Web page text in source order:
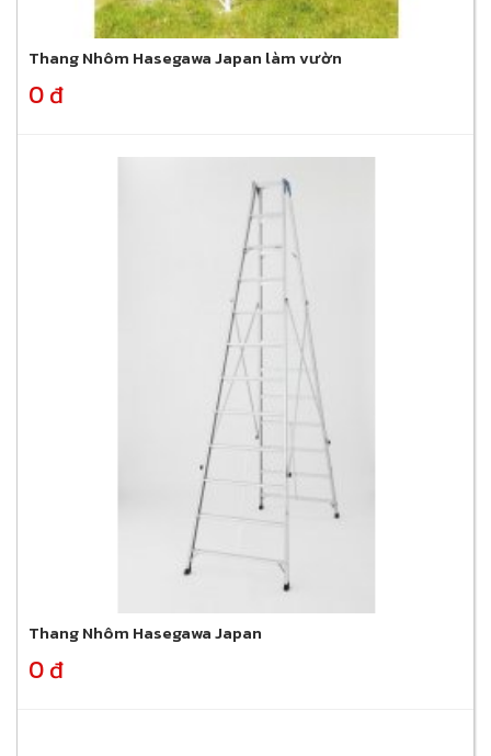
Thang Nhôm Hasegawa Japan làm vườn
0 đ
Thang Nhôm Hasegawa Japan
0 đ